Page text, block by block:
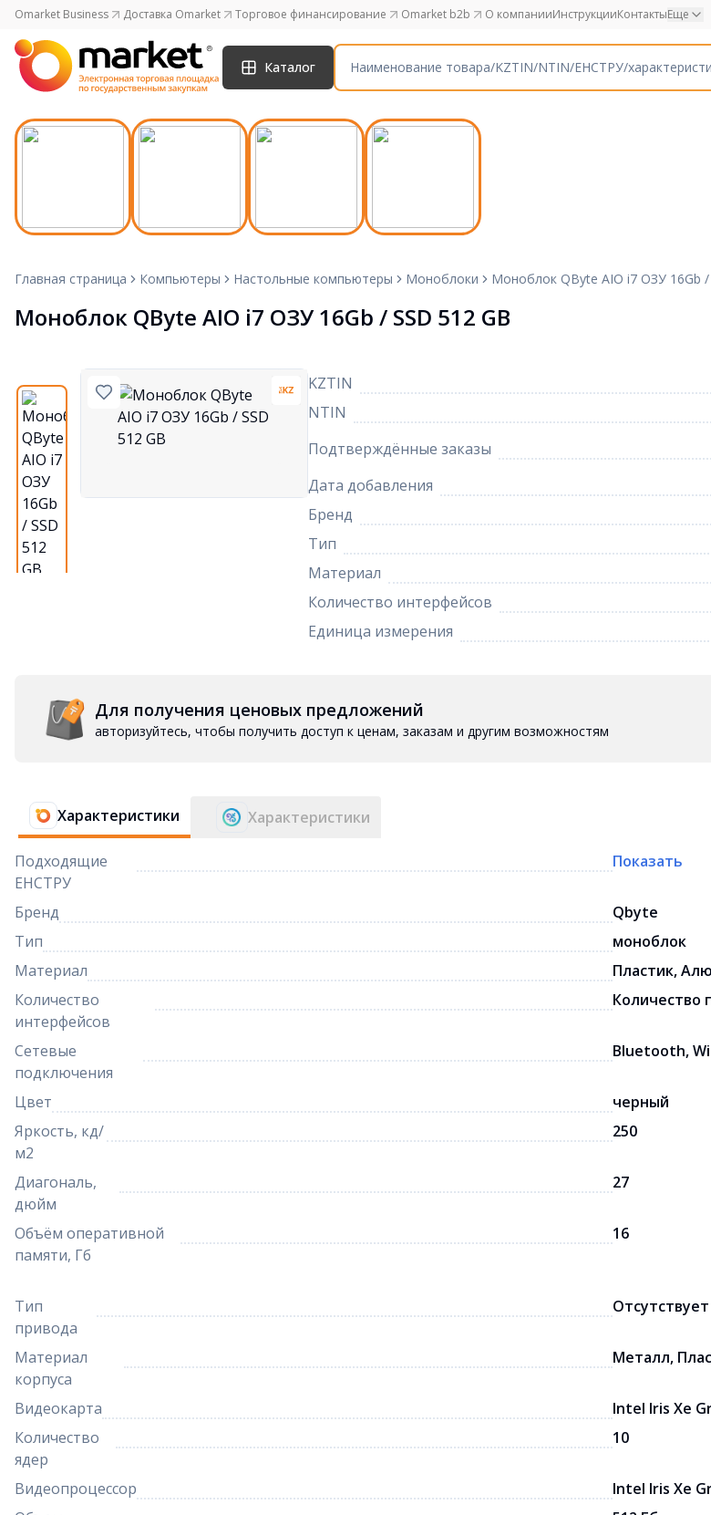
Omarket Business Доставка Omarket Торговое финансирование Omarket b2b О компанииИнструкцииКонтактыЕще
Каталог
Главная страница Компьютеры Настольные компьютеры Моноблоки Моноблок QByte AIO i7 ОЗУ 16Gb /
Моноблок QByte AIO i7 ОЗУ 16Gb / SSD 512 GB
KZTIN
NTIN
Подтверждённые заказы
Дата добавления
Бренд
Тип
Материал
Количество интерфейсов
Единица измерения
Для получения ценовых предложений
авторизуйтесь, чтобы получить доступ к ценам, заказам и другим возможностям
Характеристики Характеристики
Подходящие
ЕНСТРУ
Показать
Бренд
Qbyte
Тип
моноблок
Материал
Пластик,
Количество
интерфейсов
Количество
Сетевые
подключения
Bluetooth,
Цвет
черный
Яркость, кд/
м2
250
Диагональ,
дюйм
27
Объём оперативной
памяти, Гб
16
Тип
привода
Отсутствует
Материал
корпуса
Металл,
Видеокарта
Intel Iris Xe
Количество
ядер
10
Видеопроцессор
Intel Iris Xe